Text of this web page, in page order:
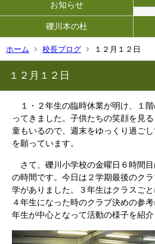
お知らせ
礫川本の杜
ホーム 校長ブログ １２月１２日
１２月１２日
１・２年生の臨時休業が明け、１
ってきました。子供たちの笑顔を見
童もいるので、週末をゆっくり過ご
を願っています。
さて、礫川小学校の金曜日６時間
の時間です。今日は２学期最後のク
学がありました。３年生はクラスごと
４年生になった時のクラブ決めの参
年生が中心となって活動の様子を紹介